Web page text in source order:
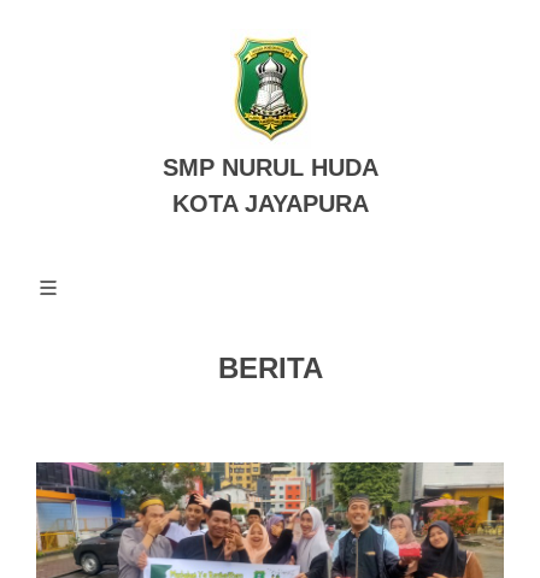
SMP NURUL HUDA
KOTA JAYAPURA
BERITA